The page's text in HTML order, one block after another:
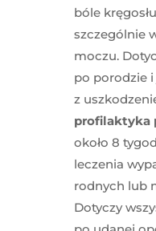
bóle
szczególnie
moczu.
po porodzie
z
profilaktyka
około 8
leczenia
rodnych lub
Dotyczy